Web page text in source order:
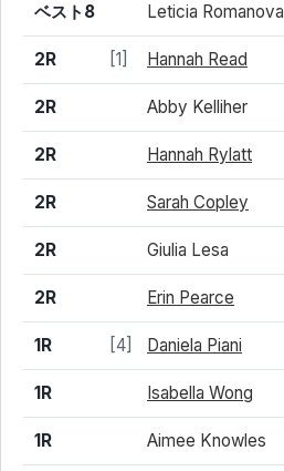
ベスト8 Leticia Romanova
2R [1] Hannah Read
2R Abby Kelliher
2R Hannah Rylatt
2R Sarah Copley
2R Giulia Lesa
2R Erin Pearce
1R [4] Daniela Piani
1R Isabella Wong
1R Aimee Knowles